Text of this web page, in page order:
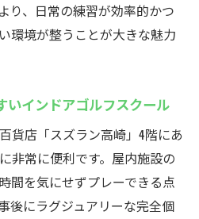
り、日常の練習が効率的かつ
環境が整うことが大きな魅力
いインドアゴルフスクール
貨店「スズラン高崎」4階にあ
非常に便利です。屋内施設の
間を気にせずプレーできる点
後にラグジュアリーな完全個